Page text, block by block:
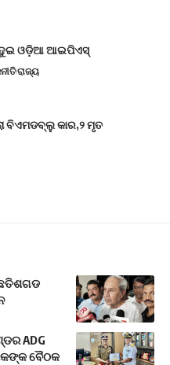
ଦୁଇ ଓଡ଼ିଆ ଆଇପିଏସ୍
ରାଜ୍ୟ
ବିଏମଡବ୍ଲୁ କାର,୨ ମୃତ
ଛତିଶଗଡ
ADG
ବୈଠକ